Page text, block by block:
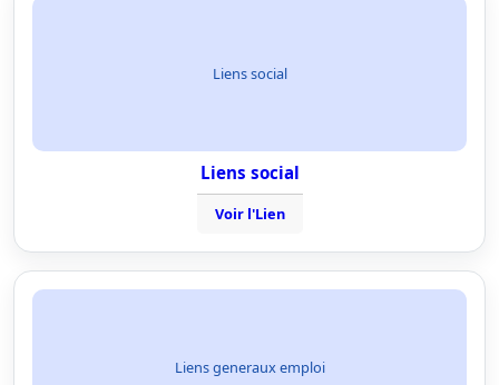
Liens social
Liens social
Voir l'Lien
Liens generaux emploi